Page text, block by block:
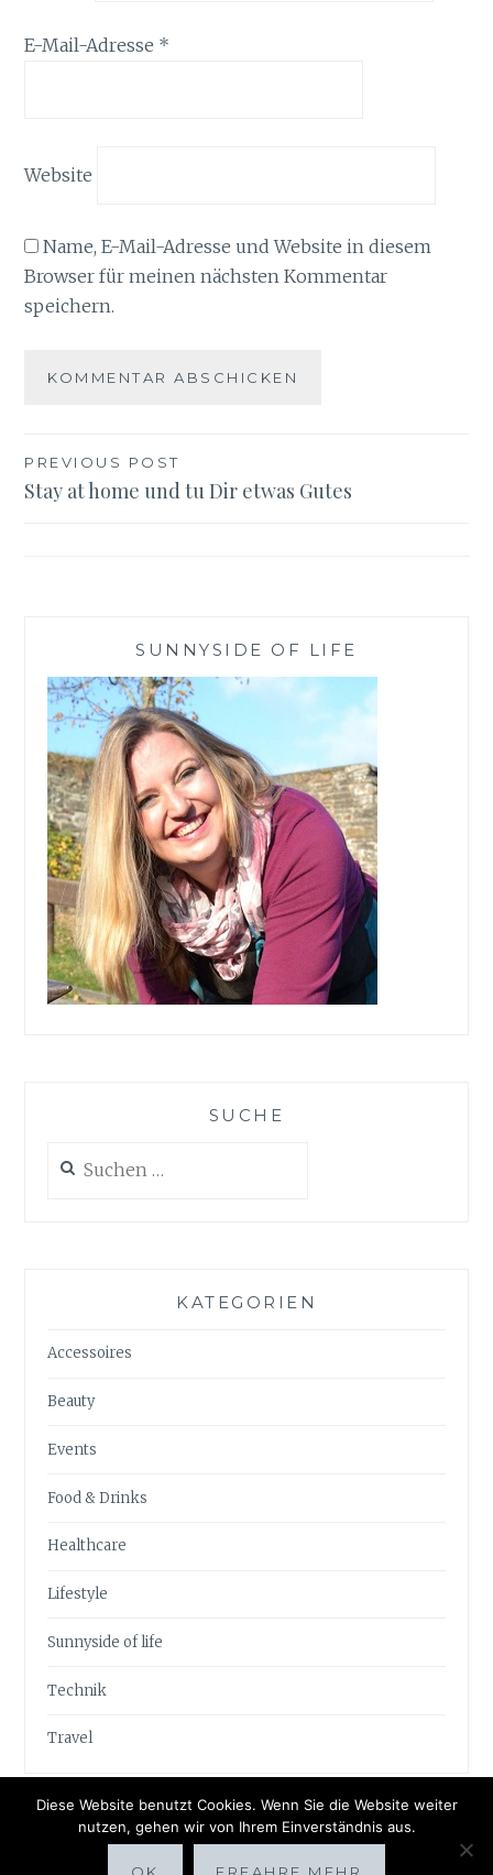
E-Mail-Adresse *
Website
Name, E-Mail-Adresse und Website in diesem
Browser für meinen nächsten Kommentar
speichern.
Beitragsnavigation
PREVIOUS POST
Stay at home und tu Dir etwas Gutes
SUNNYSIDE OF LIFE
SUCHE
nach:
KATEGORIEN
Accessoires
Beauty
Events
Food & Drinks
Healthcare
Lifestyle
Sunnyside of life
Technik
Travel
Diese Website benutzt Cookies. Wenn Sie die Website weiter
nutzen, gehen wir von Ihrem Einverständnis aus.